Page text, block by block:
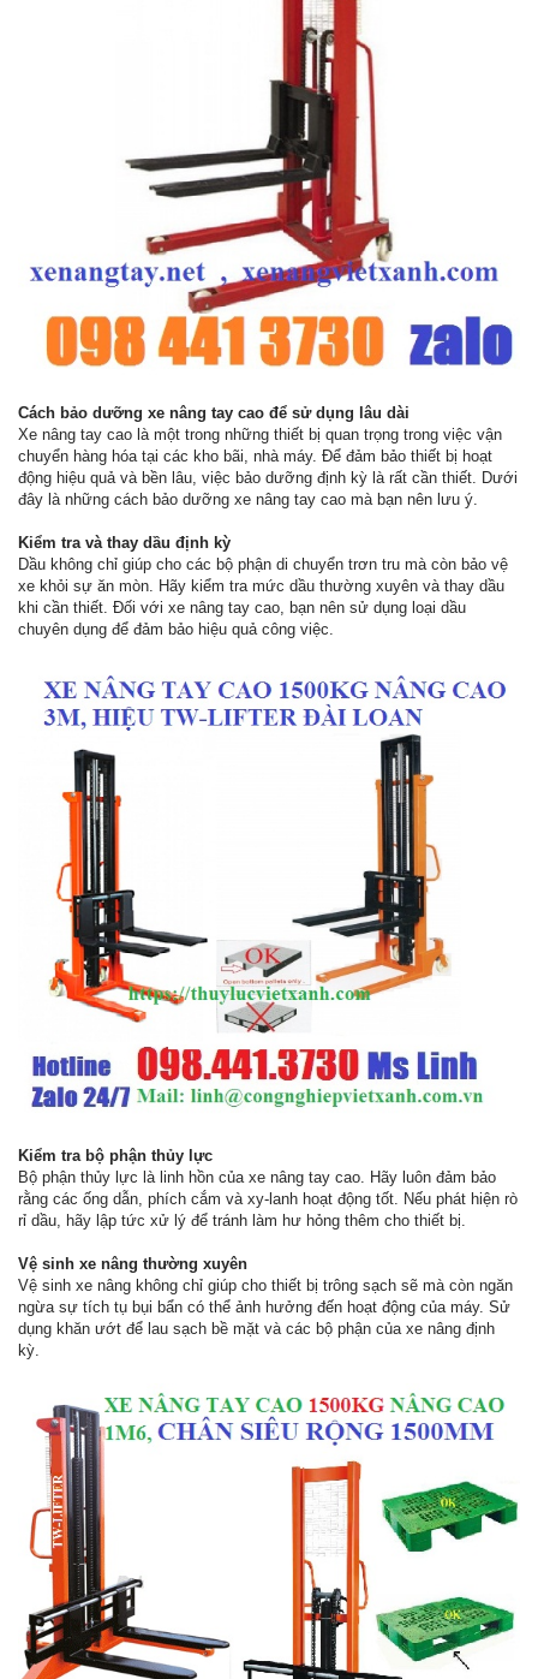
Cách bảo dưỡng xe nâng tay cao để sử dụng lâu dài
Xe nâng tay cao là một trong những thiết bị quan trọng trong việc vận
chuyển hàng hóa tại các kho bãi, nhà máy. Để đảm bảo thiết bị hoạt
động hiệu quả và bền lâu, việc bảo dưỡng định kỳ là rất cần thiết. Dưới
đây là những cách bảo dưỡng xe nâng tay cao mà bạn nên lưu ý.
Kiểm tra và thay dầu định kỳ
Dầu không chỉ giúp cho các bộ phận di chuyển trơn tru mà còn bảo vệ
xe khỏi sự ăn mòn. Hãy kiểm tra mức dầu thường xuyên và thay dầu
khi cần thiết. Đối với xe nâng tay cao, bạn nên sử dụng loại dầu
chuyên dụng để đảm bảo hiệu quả công việc.
Kiểm tra bộ phận thủy lực
Bộ phận thủy lực là linh hồn của xe nâng tay cao. Hãy luôn đảm bảo
rằng các ống dẫn, phích cắm và xy-lanh hoạt động tốt. Nếu phát hiện rò
rỉ dầu, hãy lập tức xử lý để tránh làm hư hỏng thêm cho thiết bị.
Vệ sinh xe nâng thường xuyên
Vệ sinh xe nâng không chỉ giúp cho thiết bị trông sạch sẽ mà còn ngăn
ngừa sự tích tụ bụi bẩn có thể ảnh hưởng đến hoạt động của máy. Sử
dụng khăn ướt để lau sạch bề mặt và các bộ phận của xe nâng định
kỳ.